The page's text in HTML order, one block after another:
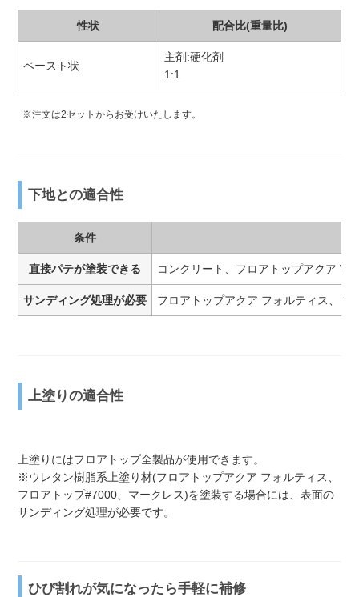
性状 配合比(重量比)
ペースト状
主剤:硬化剤
1:1
※注文は2セットからお受けいたします。
下地との適合性
条件
直接パテが塗装できる コンクリート、フロアトップアクア
サンディング処理が必要 フロアトップアクア フォルティス、フ
上塗りの適合性
上塗りにはフロアトップ全製品が使用できます。
※ウレタン樹脂系上塗り材(フロアトップアクア フォルティス、
フロアトップ#7000、マークレス)を塗装する場合には、表面の
サンディング処理が必要です。
ひび割れが気になったら手軽に補修